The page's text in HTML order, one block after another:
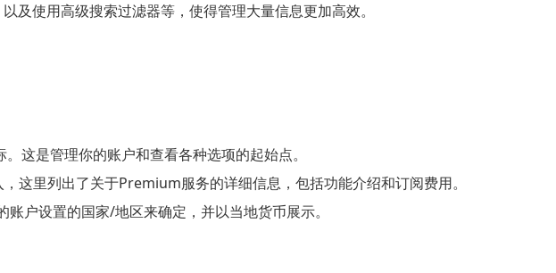
使用高级搜索过滤器等，使得管理大量信息更加高效。
这是管理你的账户和查看各种选项的起始点。
这里列出了关于Premium服务的详细信息，包括功能介绍和订阅费用。
户设置的国家/地区来确定，并以当地货币展示。